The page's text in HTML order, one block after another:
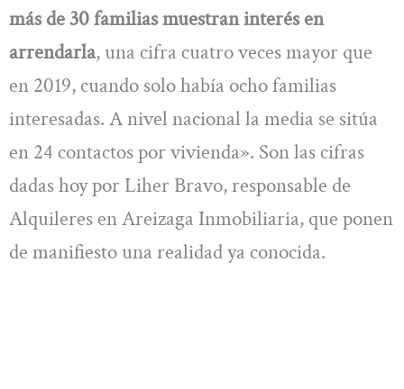
más de 30 familias muestran interés en
arrendarla, una cifra cuatro veces mayor que
en 2019, cuando solo había ocho familias
interesadas. A nivel nacional la media se sitúa
en 24 contactos por vivienda». Son las cifras
dadas hoy por Liher Bravo, responsable de
Alquileres en Areizaga Inmobiliaria, que ponen
de manifiesto una realidad ya conocida.